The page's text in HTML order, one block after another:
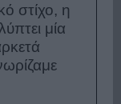
στίχο, η
μία